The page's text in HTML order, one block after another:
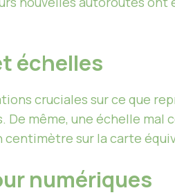
échelles
cruciales sur ce que
même, une échelle
centimètre sur la carte
numériques